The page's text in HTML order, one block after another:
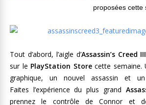
proposées cette
Tout d’abord, l’aigle d’Assassin’s Creed III
sur le PlayStation Storecette semaine.
graphique, un nouvel assassin et
Faites l’expérience du plus grand
prennez le contrôle de Connor et